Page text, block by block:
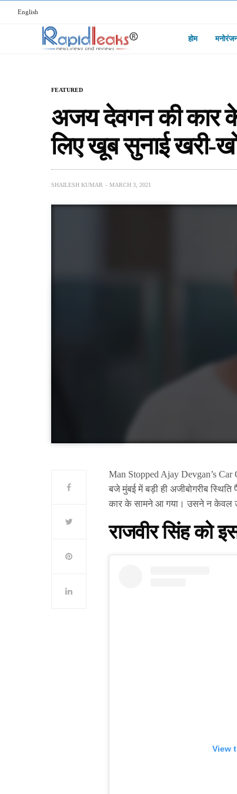
English
होम
FEATURED
अजय देवगन की कार
लिए खूब सुनाई खरी-
SHAILESH KUMAR MARCH 3, 2021
Man Stopped Ajay Devgan’s
बजे मुंबई में बड़ी ही अजीबोगरीब स्थिति
कार के सामने आ गया। उसने न केवल
राजवीर सिंह को
View